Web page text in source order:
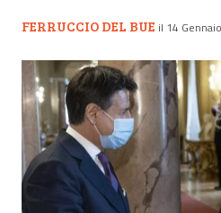
FERRUCCIO DEL BUE il 14